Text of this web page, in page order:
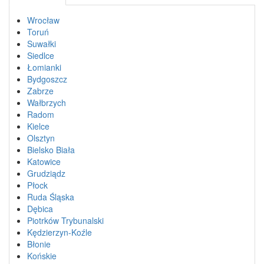
Wrocław
Toruń
Suwałki
Siedlce
Łomianki
Bydgoszcz
Zabrze
Wałbrzych
Radom
Kielce
Olsztyn
Bielsko Biała
Katowice
Grudziądz
Płock
Ruda Śląska
Dębica
Piotrków Trybunalski
Kędzierzyn-Koźle
Błonie
Końskie